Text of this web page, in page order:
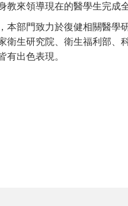
教來領導現在的醫學生完成
本部門致力於復健相關醫學
衛生研究院、衛生福利部、
有出色表現。